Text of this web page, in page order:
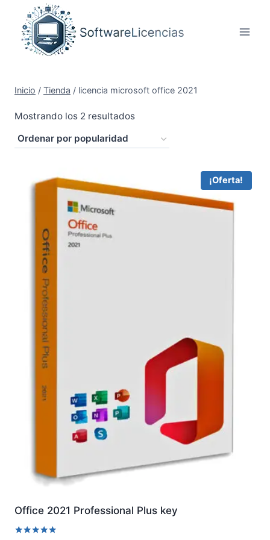
contenido
Inicio / Tienda / licencia microsoft office 2021
Mostrando los 2 resultadosOrdenado
popularidad
¡Oferta!
Office 2021 Professional Plus key